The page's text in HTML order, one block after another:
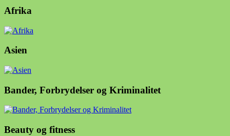
Afrika
Asien
Bander, Forbrydelser og Kriminalitet
Beauty og fitness